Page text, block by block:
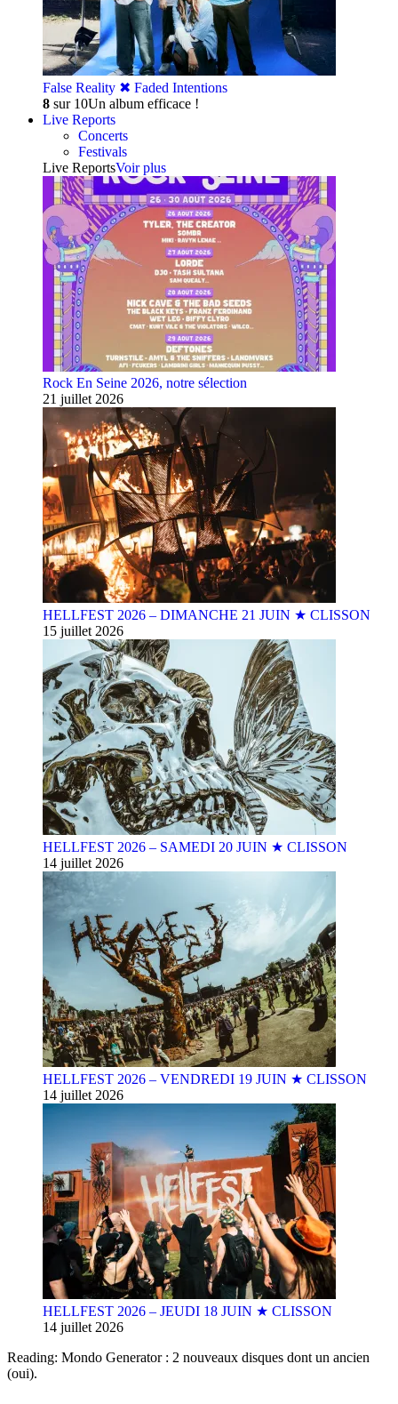
False Reality ✖︎ Faded Intentions
8 sur 10Un album efficace !
Live Reports
Concerts
Festivals
Live ReportsVoir plus
Rock En Seine 2026, notre sélection
21 juillet 2026
HELLFEST 2026 – DIMANCHE 21 JUIN ★ CLISSON
15 juillet 2026
HELLFEST 2026 – SAMEDI 20 JUIN ★ CLISSON
14 juillet 2026
HELLFEST 2026 – VENDREDI 19 JUIN ★ CLISSON
14 juillet 2026
HELLFEST 2026 – JEUDI 18 JUIN ★ CLISSON
14 juillet 2026
Reading: Mondo Generator : 2 nouveaux disques dont un ancien
(oui).